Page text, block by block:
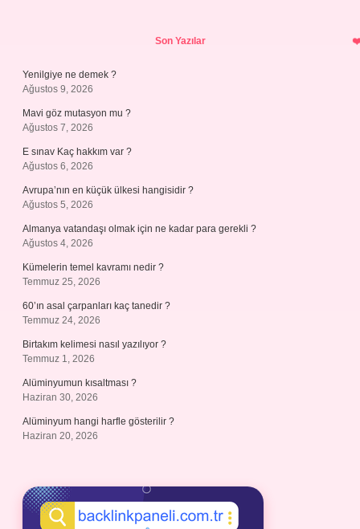
Son Yazılar
Yenilgiye ne demek ?
Ağustos 9, 2026
Mavi göz mutasyon mu ?
Ağustos 7, 2026
E sınav Kaç hakkım var ?
Ağustos 6, 2026
Avrupa’nın en küçük ülkesi hangisidir ?
Ağustos 5, 2026
Almanya vatandaşı olmak için ne kadar para gerekli ?
Ağustos 4, 2026
Kümelerin temel kavramı nedir ?
Temmuz 25, 2026
60’ın asal çarpanları kaç tanedir ?
Temmuz 24, 2026
Birtakım kelimesi nasıl yazılıyor ?
Temmuz 1, 2026
Alüminyumun kısaltması ?
Haziran 30, 2026
Alüminyum hangi harfle gösterilir ?
Haziran 20, 2026